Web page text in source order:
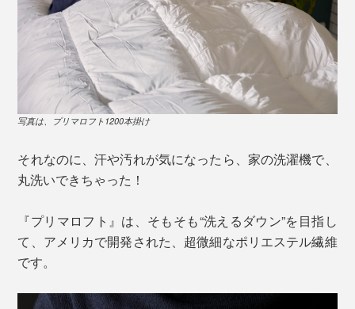
写真は、プリマロフト1200本掛け
それなのに、汗や汚れが気になったら、家の洗濯機で、
丸洗いできちゃった！
『プリマロフト』は、そもそも“洗えるダウン”を目指し
て、アメリカで開発された、超微細なポリエステル繊維
です。